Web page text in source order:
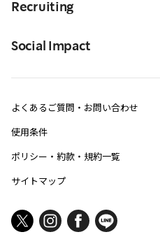
Recruiting
Social Impact
よくあるご質問・お問い合わせ
使用条件
ポリシー・約款・規約一覧
サイトマップ